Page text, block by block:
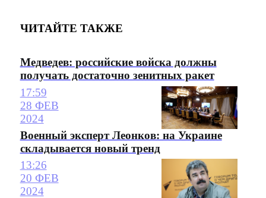
ЧИТАЙТЕ ТАКЖЕ
Медведев: российские войска должны
получать достаточно зенитных ракет
17:59
28 ФЕВ
2024
Военный эксперт Леонков: на Украине
складывается новый тренд
13:26
20 ФЕВ
2024